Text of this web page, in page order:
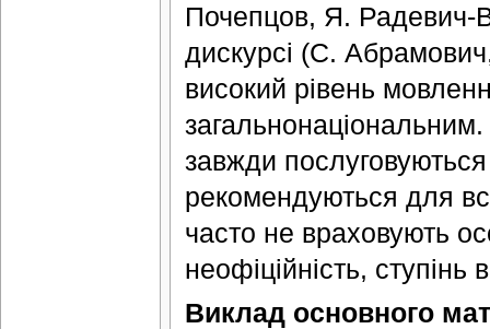
Почепцов, Я. Радевич-
дискурсі (С.
високий рівень
завжди
рекомендуються для
часто не враховують
неофіційність, ступінь
Виклад основного